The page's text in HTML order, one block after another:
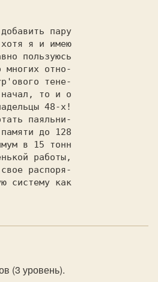
пару
я и имею
пользуюсь
многих отно-
тене-
то и о
48-х!
паяльни-
до 128
в 15 тонн
работы,
распоря-
(3 уровень).